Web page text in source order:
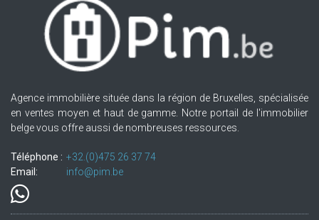
Agence immobilière située dans la région de Bruxelles, spécialisée
en ventes moyen et haut de gamme. Notre portail de l'immobilier
belge vous offre aussi de nombreuses ressources.
Téléphone : +32.(0)475 26 37 74
Email:
info@pim.be